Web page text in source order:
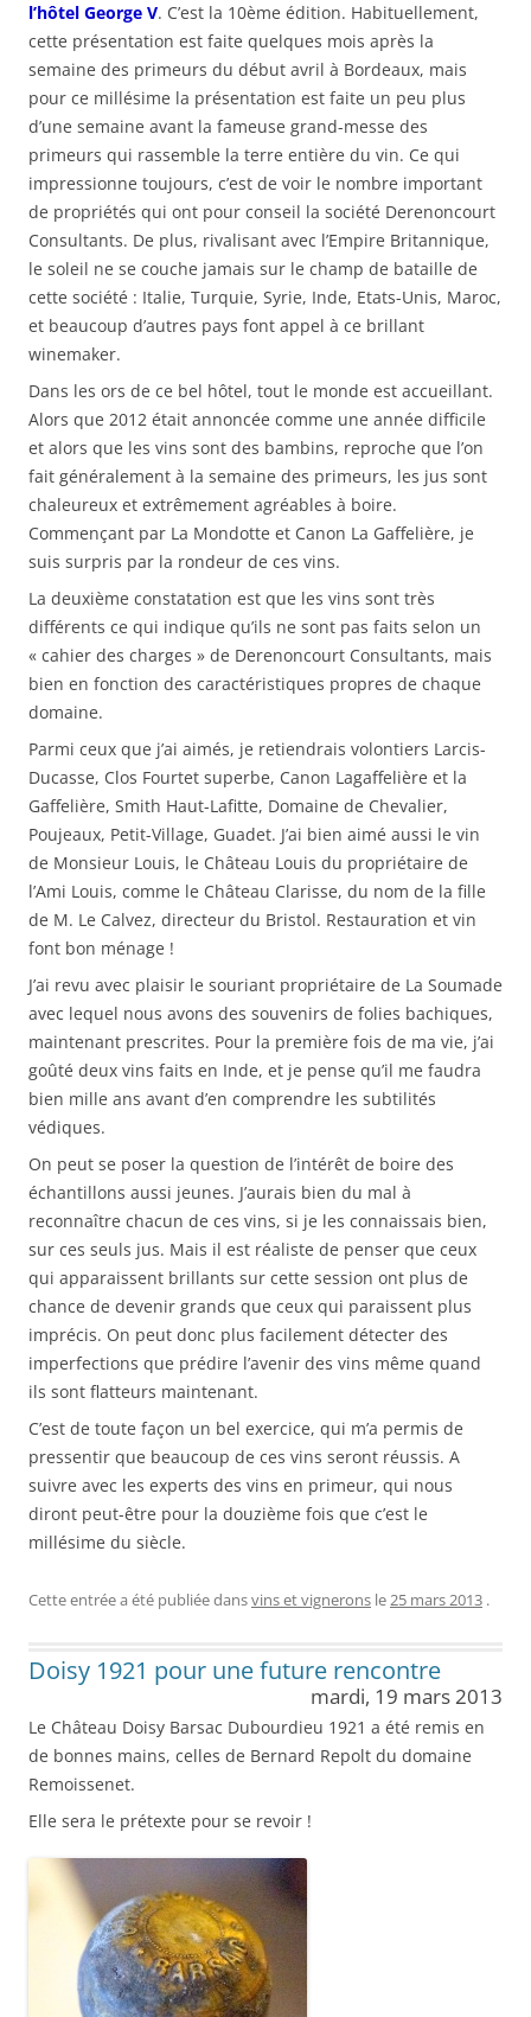
l’hôtel George V. C’est la 10ème édition. Habituellement,
cette présentation est faite quelques mois après la
semaine des primeurs du début avril à Bordeaux, mais
pour ce millésime la présentation est faite un peu plus
d’une semaine avant la fameuse grand-messe des
primeurs qui rassemble la terre entière du vin. Ce qui
impressionne toujours, c’est de voir le nombre important
de propriétés qui ont pour conseil la société Derenoncourt
Consultants. De plus, rivalisant avec l’Empire Britannique,
le soleil ne se couche jamais sur le champ de bataille de
cette société : Italie, Turquie, Syrie, Inde, Etats-Unis, Maroc,
et beaucoup d’autres pays font appel à ce brillant
winemaker.
Dans les ors de ce bel hôtel, tout le monde est accueillant.
Alors que 2012 était annoncée comme une année difficile
et alors que les vins sont des bambins, reproche que l’on
fait généralement à la semaine des primeurs, les jus sont
chaleureux et extrêmement agréables à boire.
Commençant par La Mondotte et Canon La Gaffelière, je
suis surpris par la rondeur de ces vins.
La deuxième constatation est que les vins sont très
différents ce qui indique qu’ils ne sont pas faits selon un
« cahier des charges » de Derenoncourt Consultants, mais
bien en fonction des caractéristiques propres de chaque
domaine.
Parmi ceux que j’ai aimés, je retiendrais volontiers Larcis-
Ducasse, Clos Fourtet superbe, Canon Lagaffelière et la
Gaffelière, Smith Haut-Lafitte, Domaine de Chevalier,
Poujeaux, Petit-Village, Guadet. J’ai bien aimé aussi le vin
de Monsieur Louis, le Château Louis du propriétaire de
l’Ami Louis, comme le Château Clarisse, du nom de la fille
de M. Le Calvez, directeur du Bristol. Restauration et vin
font bon ménage !
J’ai revu avec plaisir le souriant propriétaire de La Soumade
avec lequel nous avons des souvenirs de folies bachiques,
maintenant prescrites. Pour la première fois de ma vie, j’ai
goûté deux vins faits en Inde, et je pense qu’il me faudra
bien mille ans avant d’en comprendre les subtilités
védiques.
On peut se poser la question de l’intérêt de boire des
échantillons aussi jeunes. J’aurais bien du mal à
reconnaître chacun de ces vins, si je les connaissais bien,
sur ces seuls jus. Mais il est réaliste de penser que ceux
qui apparaissent brillants sur cette session ont plus de
chance de devenir grands que ceux qui paraissent plus
imprécis. On peut donc plus facilement détecter des
imperfections que prédire l’avenir des vins même quand
ils sont flatteurs maintenant.
C’est de toute façon un bel exercice, qui m’a permis de
pressentir que beaucoup de ces vins seront réussis. A
suivre avec les experts des vins en primeur, qui nous
diront peut-être pour la douzième fois que c’est le
millésime du siècle.
Cette entrée a été publiée dansvins et vignerons le25 mars 2013 .
Doisy 1921 pour une future rencontre
mardi, 19 mars 2013
Le Château Doisy Barsac Dubourdieu 1921 a été remis en
de bonnes mains, celles de Bernard Repolt du domaine
Remoissenet.
Elle sera le prétexte pour se revoir !